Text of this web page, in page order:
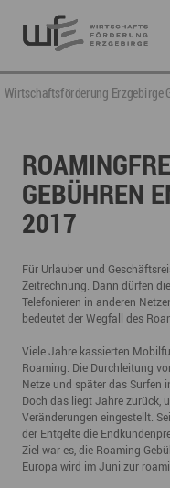
Wirtschaftsförderung Erzgebirge
GEBÜHREN
2017
Für Urlauber und
Zeitrechnung. Dann dürfen
Telefonieren in anderen
bedeutet der Wegfall des
Viele Jahre kassierten
Roaming. Die Durchleitung
Netze und später das Surfen
Doch das liegt Jahre zurück,
Veränderungen eingestellt.
der Entgelte die
Ziel war es, die Roaming-
Europa wird im Juni zur